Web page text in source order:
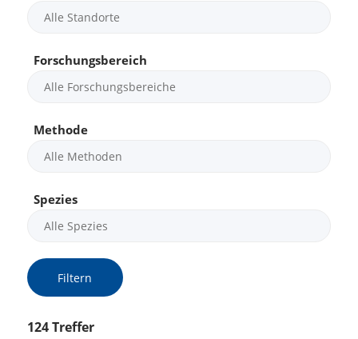
Forschungsbereich
Methode
Spezies
Filtern
124 Treffer